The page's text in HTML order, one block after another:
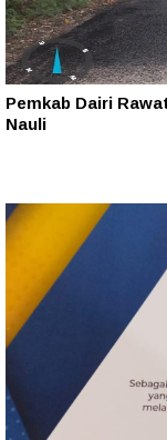
Pemkab Dairi
Nauli